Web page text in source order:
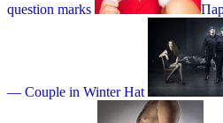
question marks
— Couple in Winter Hat